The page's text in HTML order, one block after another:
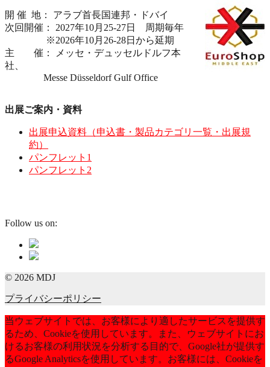
開 催 地： アラブ首長国連邦・ドバイ
次回開催： 2027年10月25-27日 周期毎年
※2026年10月26-28日から延期
主 催： メッセ・デュッセルドルフ本
社、
Messe Düsseldorf Gulf Office
出展ご案内・資料
出展申込資料（申込書・製品カテゴリ一覧・出展規
約）
パンフレット1
パンフレット2
Follow us on:
© 2026 MDJ
プライバシーポリシー
当ウェブサイトでは、お客様により適したサービスを提供す
るため、Cookieを使用しています。また、ウェブサイトにお
けるお客様の利用状況を分析する目的で、Google社が提供す
るGoogle Analyticsを使用しています。お客様には、Cookieを